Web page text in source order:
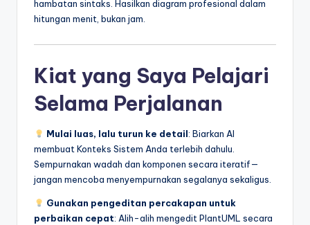
hambatan sintaks. Hasilkan diagram profesional dalam
hitungan menit, bukan jam.
Kiat yang Saya Pelajari
Selama Perjalanan
Mulai luas, lalu turun ke detail: Biarkan AI
membuat Konteks Sistem Anda terlebih dahulu.
Sempurnakan wadah dan komponen secara iteratif—
jangan mencoba menyempurnakan segalanya sekaligus.
Gunakan pengeditan percakapan untuk
perbaikan cepat: Alih-alih mengedit PlantUML secara